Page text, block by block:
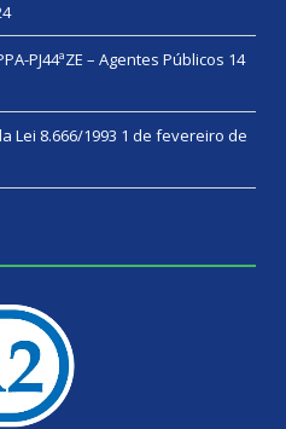
PJ44ªZE – Agentes Públicos 14
Lei 8.666/1993 1 de fevereiro de